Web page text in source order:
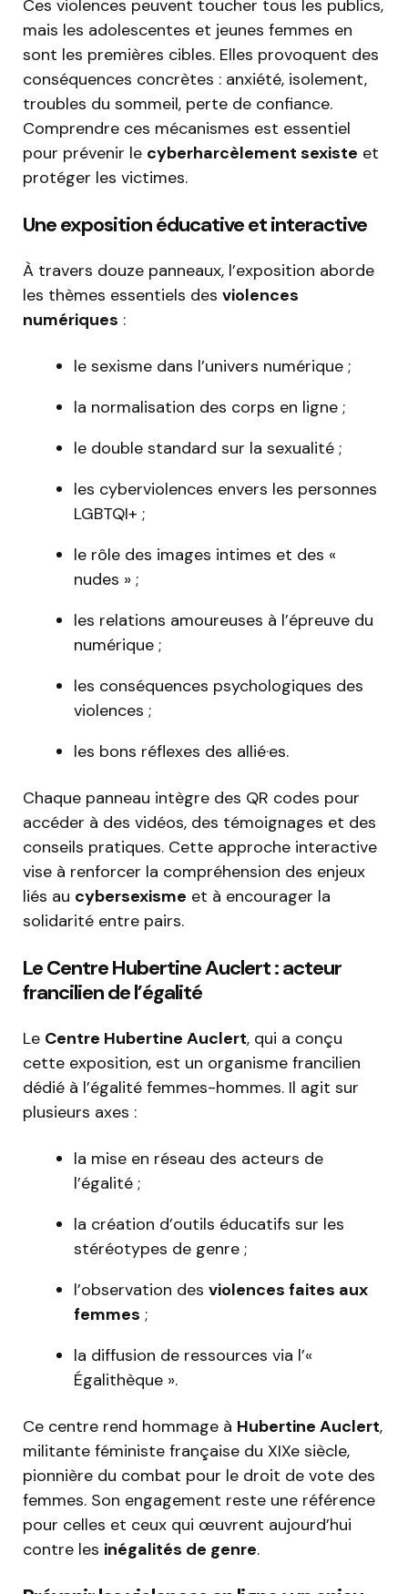
Ces violences peuvent toucher tous les publics,
mais les adolescentes et jeunes femmes en
sont les premières cibles. Elles provoquent des
conséquences concrètes : anxiété, isolement,
troubles du sommeil, perte de confiance.
Comprendre ces mécanismes est essentiel
pour prévenir le cyberharcèlement sexiste et
protéger les victimes.
Une exposition éducative et interactive
À travers douze panneaux, l’exposition aborde
les thèmes essentiels des violences
numériques :
le sexisme dans l’univers numérique ;
la normalisation des corps en ligne ;
le double standard sur la sexualité ;
les cyberviolences envers les personnes
LGBTQI+ ;
le rôle des images intimes et des «
nudes » ;
les relations amoureuses à l’épreuve du
numérique ;
les conséquences psychologiques des
violences ;
les bons réflexes des allié·es.
Chaque panneau intègre des QR codes pour
accéder à des vidéos, des témoignages et des
conseils pratiques. Cette approche interactive
vise à renforcer la compréhension des enjeux
liés au cybersexisme et à encourager la
solidarité entre pairs.
Le Centre Hubertine Auclert : acteur
francilien de l’égalité
Le Centre Hubertine Auclert, qui a conçu
cette exposition, est un organisme francilien
dédié à l’égalité femmes-hommes. Il agit sur
plusieurs axes :
la mise en réseau des acteurs de
l’égalité ;
la création d’outils éducatifs sur les
stéréotypes de genre ;
l’observation des violences faites aux
femmes ;
la diffusion de ressources via l’«
Égalithèque ».
Ce centre rend hommage à Hubertine Auclert,
militante féministe française du XIXe siècle,
pionnière du combat pour le droit de vote des
femmes. Son engagement reste une référence
pour celles et ceux qui œuvrent aujourd’hui
contre les inégalités de genre.